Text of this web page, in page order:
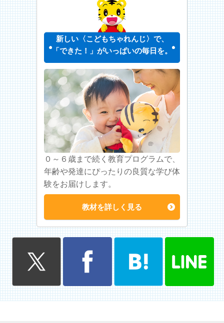
新しい〈こどもちゃれんじ〉で、
「できた！」がいっぱいの毎日を。
０～６歳まで続く教育プログラムで、
年齢や発達にぴったりの良質な学び体
験をお届けします。
教材を詳しく見る